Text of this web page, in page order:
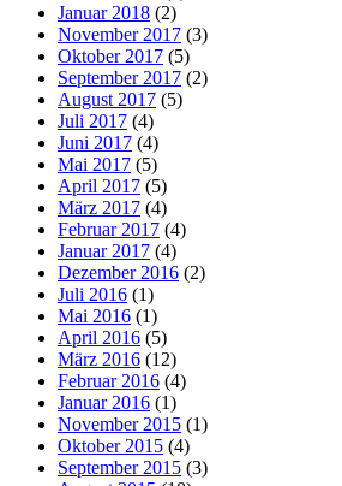
Januar 2018 (2)
November 2017 (3)
Oktober 2017 (5)
September 2017 (2)
August 2017 (5)
Juli 2017 (4)
Juni 2017 (4)
Mai 2017 (5)
April 2017 (5)
März 2017 (4)
Februar 2017 (4)
Januar 2017 (4)
Dezember 2016 (2)
Juli 2016 (1)
Mai 2016 (1)
April 2016 (5)
März 2016 (12)
Februar 2016 (4)
Januar 2016 (1)
November 2015 (1)
Oktober 2015 (4)
September 2015 (3)